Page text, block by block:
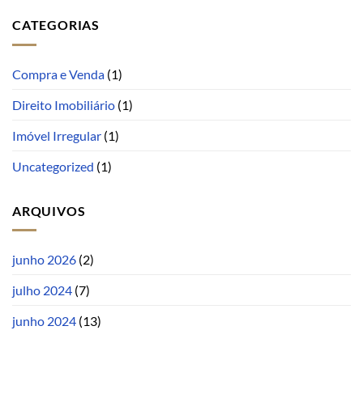
CATEGORIAS
Compra e Venda (1)
Direito Imobiliário (1)
Imóvel Irregular (1)
Uncategorized (1)
ARQUIVOS
junho 2026 (2)
julho 2024 (7)
junho 2024 (13)